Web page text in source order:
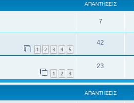
ΑΠΑΝΤΉΣΕΙΣ
7
1 2 3 4 5
42
1 2 3
23
ΑΠΑΝΤΉΣΕΙΣ